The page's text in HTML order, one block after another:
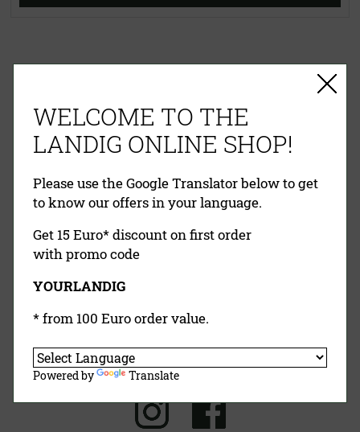
RECHNUNG VORKASSE PAYPAL
Jetzt Anmelden
WELCOME TO THE
LANDIG ONLINE SHOP!
Please use the Google Translator below to get
to know our offers in your language.
Get 15 Euro* discount on first order
with promo code
YOURLANDIG
* from 100 Euro order value.
Powered by Translate